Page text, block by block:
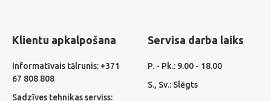
Klientu apkalpošana
Informatīvais tālrunis: +371
67 808 808
Sadzīves tehnikas serviss:
Servisa darba laiks
P. - Pk.: 9.00 - 18.00
S., Sv.: Slēgts